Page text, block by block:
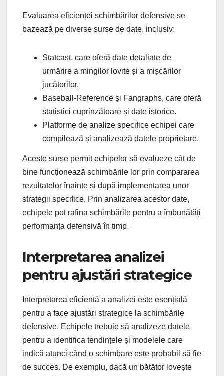
Evaluarea eficienței schimbărilor defensive se
bazează pe diverse surse de date, inclusiv:
Statcast, care oferă date detaliate de
urmărire a mingilor lovite și a mișcărilor
jucătorilor.
Baseball-Reference și Fangraphs, care oferă
statistici cuprinzătoare și date istorice.
Platforme de analize specifice echipei care
compilează și analizează datele proprietare.
Aceste surse permit echipelor să evalueze cât de
bine funcționează schimbările lor prin compararea
rezultatelor înainte și după implementarea unor
strategii specifice. Prin analizarea acestor date,
echipele pot rafina schimbările pentru a îmbunătăți
performanța defensivă în timp.
Interpretarea analizei
pentru ajustări strategice
Interpretarea eficientă a analizei este esențială
pentru a face ajustări strategice la schimbările
defensive. Echipele trebuie să analizeze datele
pentru a identifica tendințele și modelele care
indică atunci când o schimbare este probabil să fie
de succes. De exemplu, dacă un bătător lovește